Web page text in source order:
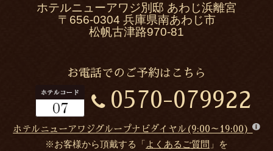
ホテルニューアワジ別邸 あわじ浜離宮
〒656-0304 兵庫県南あわじ市
松帆古津路970-81
お電話でのご予約はこちら
0570-079922
ホテルニューアワジグループナビダイヤル(9:00～19:00)
※お客様から頂戴する「よくあるご質問 」を